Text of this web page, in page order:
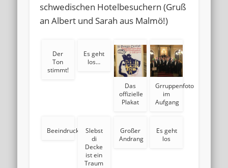
schwedischen Hotelbesuchern (Gruß
an Albert und Sarah aus Malmö!)
Der
Ton
stimmt!
Es geht
los…
Das
offizielle
Plakat
Grruppenfoto
im
Aufgang
BeeindruckendSlebst
di
Decke
ist ein
Traum
Großer
Andrang
Es geht
los